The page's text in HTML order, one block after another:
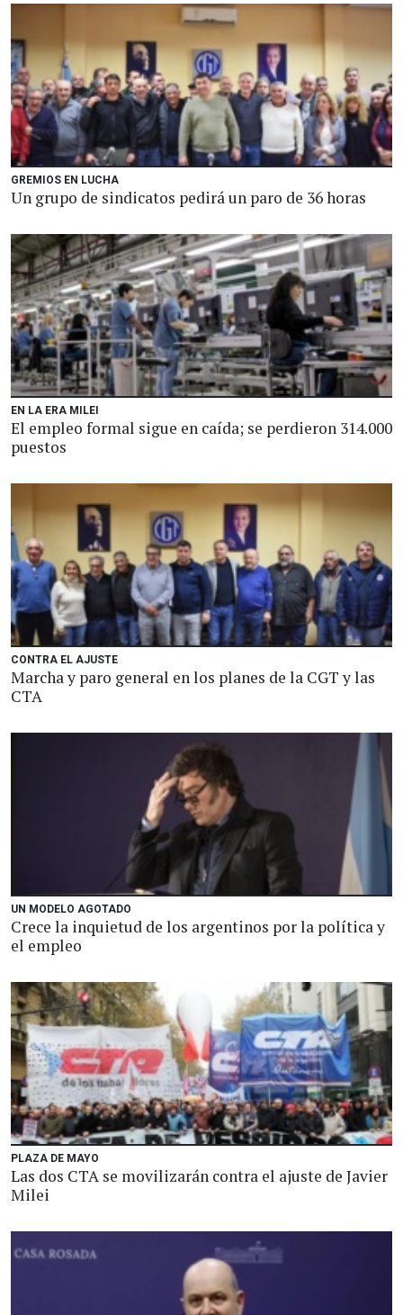
GREMIOS EN LUCHA
Un grupo de sindicatos pedirá un paro de 36 horas
EN LA ERA MILEI
El empleo formal sigue en caída; se perdieron 314.000
puestos
CONTRA EL AJUSTE
Marcha y paro general en los planes de la CGT y las
CTA
UN MODELO AGOTADO
Crece la inquietud de los argentinos por la política y
el empleo
PLAZA DE MAYO
Las dos CTA se movilizarán contra el ajuste de Javier
Milei